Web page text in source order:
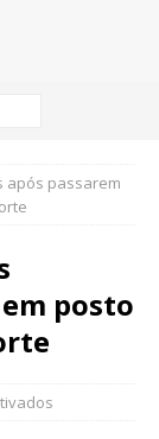
após passarem
posto